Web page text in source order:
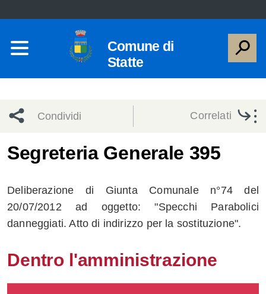
Comune di
Statte
Condividi
network
Condividi
Condividi
Facebook
su
Twitter
Condividi
su
Facebook
Condividi
su
Whatsapp
Correlati
Segreteria Generale 395
Deliberazione di Giunta Comunale n°74 del
20/07/2012 ad oggetto: "Specchi Parabolici
danneggiati. Atto di indirizzo per la sostituzione".
Dentro l'amministrazione